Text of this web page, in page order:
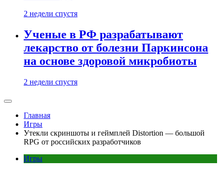
2 недели спустя
Ученые в РФ разрабатывают
лекарство от болезни Паркинсона
на основе здоровой микробиоты
2 недели спустя
Главная
Игры
Утекли скриншоты и геймплей Distortion — большой
RPG от российских разработчиков
Игры